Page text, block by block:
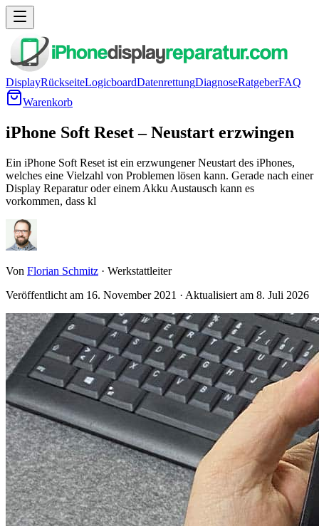
DisplayRückseiteLogicboardDatenrettungDiagnoseRatgeberFAQ
Warenkorb
iPhone Soft Reset – Neustart erzwingen
Ein iPhone Soft Reset ist ein erzwungener Neustart des iPhones,
welches eine Vielzahl von Problemen lösen kann. Gerade nach einer
Display Reparatur oder einem Akku Austausch kann es
vorkommen, dass kl
Von Florian Schmitz · Werkstattleiter
Veröffentlicht am 16. November 2021 · Aktualisiert am 8. Juli 2026